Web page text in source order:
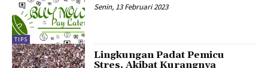
TIPS
Senin, 13 Februari 2023
Lingkungan Padat Pemicu
Stres, Akibat Kurangnya